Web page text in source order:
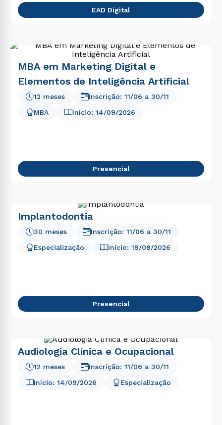
EAD Digital
MBA em Marketing Digital e
Elementos de Inteligência Artificial
MBA
12 meses
Início: 14/09/2026
Inscrição: 11/06 a 30/11
Presencial
Implantodontia
Especialização Início: 19/08/2026
30 meses Inscrição: 11/06 a 30/11
Presencial
Audiologia Clínica e Ocupacional
12 meses
Início: 14/09/2026 Especialização
Inscrição: 11/06 a 30/11